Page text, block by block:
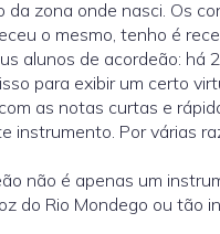
zona onde nasci. Os
o mesmo, tenho é
alunos de acordeão:
para exibir um certo
as notas curtas e
Por várias
não é apenas um
do Rio Mondego ou tão